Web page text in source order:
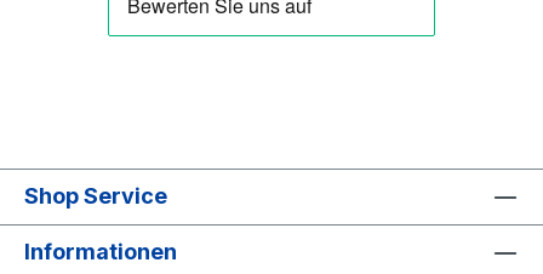
Shop Service
Informationen